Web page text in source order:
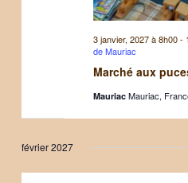
Marché aux
3 janvier, 2027 à 8h00-
de Mauriac
Mauriac Mauriac,
février 2027